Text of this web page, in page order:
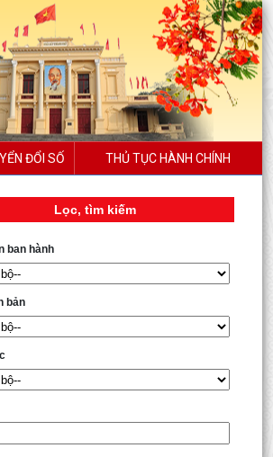
ĐỔI SỐ THỦ TỤC HÀNH CHÍNH
Lọc, tìm kiếm
ban hành
bản